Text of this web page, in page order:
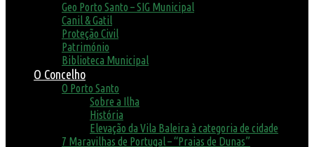
Geo Porto Santo – SIG Municipal
Canil & Gatil
Proteção Civil
Património
Biblioteca Municipal
O Concelho
O Porto Santo
Sobre a Ilha
História
Elevação da Vila Baleira à categoria de cidade
7 Maravilhas de Portugal – “Praias de Dunas”